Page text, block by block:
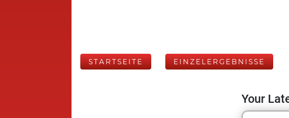
STARTSEITE EINZELERGEBNISSE
Your